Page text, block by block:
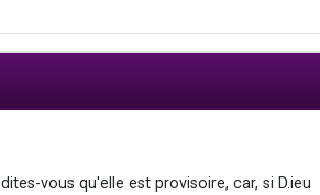
vous qu'elle est provisoire, car, si D.ieu